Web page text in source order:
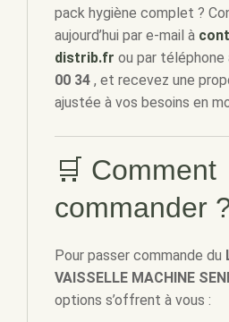
pack hygiène complet ?
aujourd’hui par e-mail à
distrib.fr ou par téléphone
00 34 , et recevez une
ajustée à vos besoins en
🛒 Comment
commander
Pour passer commande du
VAISSELLE MACHINE
options s’offrent à vous :